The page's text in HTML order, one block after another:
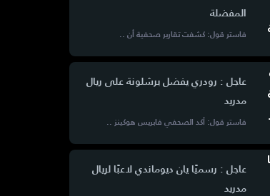
المفضلة
فاستر قول: كشفت تقارير صحفية أن ..
عاجل : رودري يفضل برشلونة على ريال
مدريد
فاستر قول: أكد الصحفي فابريس هوكينز ..
عاجل : رسميًا يان ديوماندي لاعبًا لريال
مدريد